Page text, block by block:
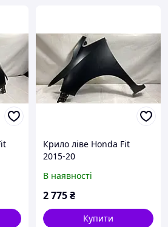
Крило ліве Honda Fit
2015-20
В наявності
2 775₴
Купити